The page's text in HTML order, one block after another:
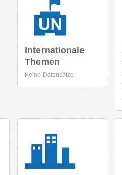
Internationale
Themen
Keine Datensätze